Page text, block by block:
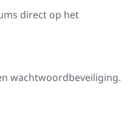
direct op het
wachtwoordbeveiliging.